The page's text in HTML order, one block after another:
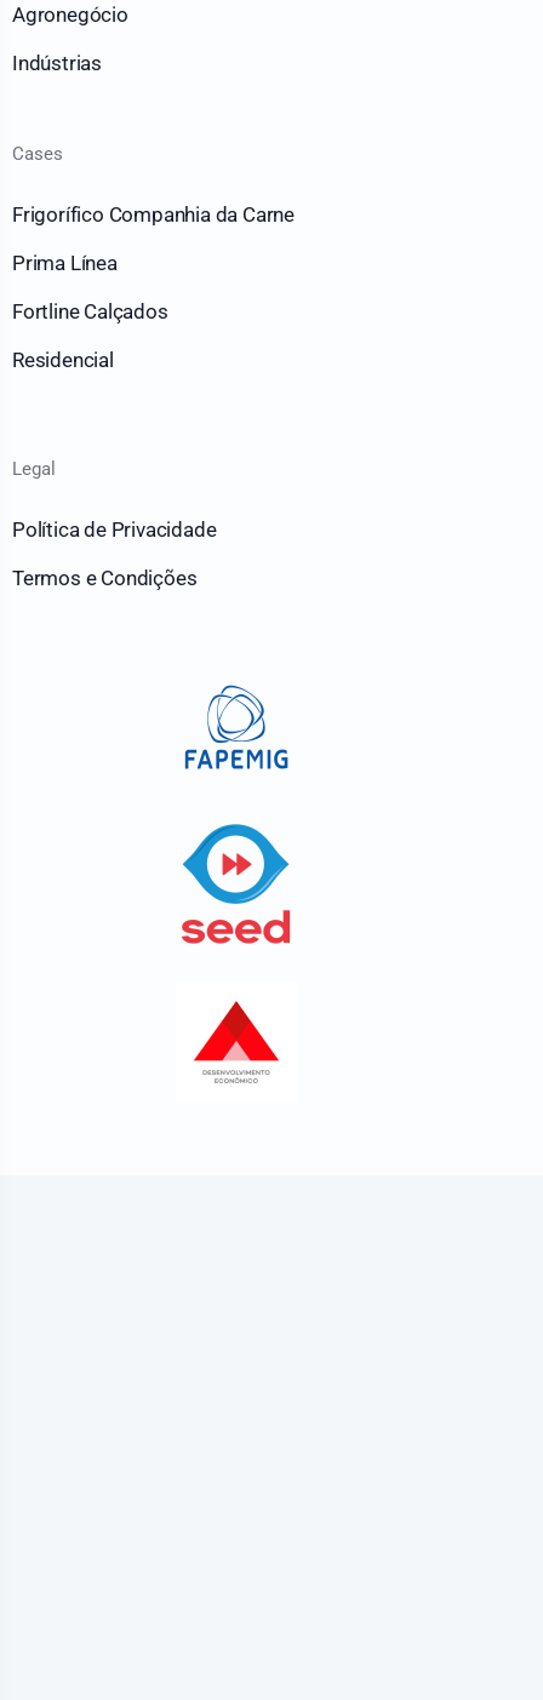
Agronegócio
Indústrias
Cases
Frigorífico Companhia da Carne
Prima Línea
Fortline Calçados
Residencial
Legal
Política de Privacidade
Termos e Condições